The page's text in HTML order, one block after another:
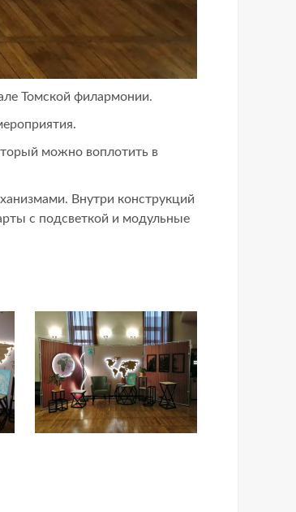
Томской филармонии.
можно воплотить в
Внутри конструкций
с подсветкой и модульные